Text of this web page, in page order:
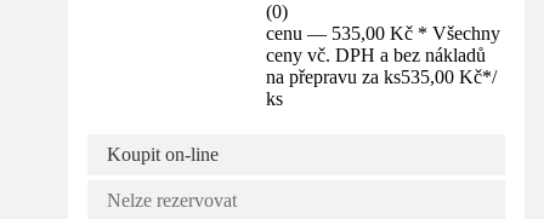
(0)
cenu — 535,00 Kč * Všechny
ceny vč. DPH a bez nákladů
na přepravu za ks535,00 Kč*/
ks
Koupit on-line
Nelze rezervovat